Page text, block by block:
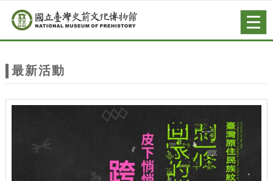
站
主
跳到主要內容
網站導覽
最新活動